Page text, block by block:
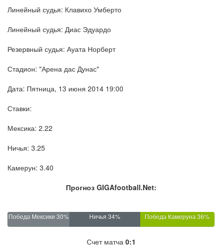
Линейный судья: Клавихо Умберто
Линейный судья: Диас Эдуардо
Резервный судья: Ауата Норберт
Стадион: "Арена дас Дунас"
Дата: Пятница, 13 июня 2014 19:00
Ставки:
Мексика: 2.22
Ничья: 3.25
Камерун: 3.40
Прогноз GIGAfootball.Net:
Победа Мексики 30% Ничья 34% Победа Камеруна 36%
Счет матча 0:1